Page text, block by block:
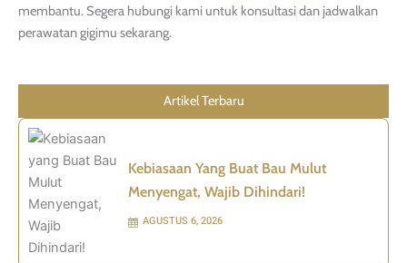
membantu. Segera hubungi kami untuk konsultasi dan jadwalkan
perawatan gigimu sekarang.
Artikel Terbaru
Kebiasaan Yang Buat Bau Mulut
Menyengat, Wajib Dihindari!
AGUSTUS 6, 2026